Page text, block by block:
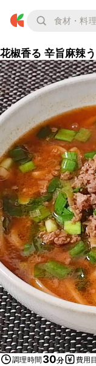
花椒香る 辛旨麻辣
調理時間 30分 費用